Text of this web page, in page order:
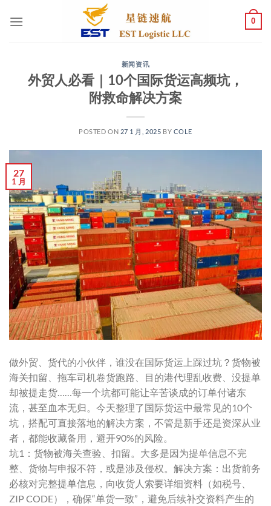
0
新闻资讯
外贸人必看｜10个国际货运高频坑，
附救命解决方案
POSTED ON 27 1 月, 2025 BY COLE
27
1 月
做外贸、货代的小伙伴，谁没在国际货运上踩过坑？货物被
海关扣留、拖车司机卷货跑路、目的港代理乱收费、没提单
却被提走货……每一个坑都可能让辛苦谈成的订单付诸东
流，甚至血本无归。今天整理了国际货运中最常见的10个
坑，搭配可直接落地的解决方案，不管是新手还是资深从业
者，都能收藏备用，避开90%的风险。
坑1：货物被海关查验、扣留。大多是因为提单信息不完
整、货物与申报不符，或是涉及侵权。解决方案：出货前务
必核对完整提单信息，向收货人索要详细资料（如税号、
ZIP CODE），确保“单货一致”，避免后续补交资料产生的